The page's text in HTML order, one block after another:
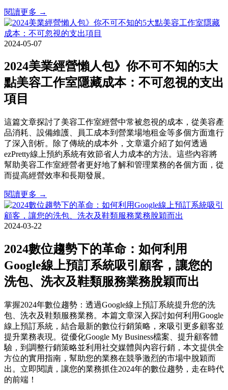
閱讀更多 →
2024-05-07
2024美業經營懶人包》你不可不知的5大
點美容工作室隱藏成本：不可忽視的支出
項目
這篇文章探討了美容工作室經營中常被忽視的成本，從美容產
品消耗、設備維護、員工成本到營業場地租金等多個方面進行
了深入剖析。除了傳統的成本外，文章還介紹了如何透過
ezPretty線上預約系統有效節省人力成本的方法。這些內容將
幫助美容工作室經營者更好地了解和管理業務的各個方面，從
而提高經營效率和長期發展。
閱讀更多 →
2024-03-22
2024數位趨勢下的革命：如何利用
Google線上預訂系統吸引顧客，讓您的
洗包、洗衣及鞋類服務業務脫穎而出
掌握2024年數位趨勢：透過Google線上預訂系統提升您的洗
包、洗衣及鞋類服務業務。本篇文章深入探討如何利用Google
線上預訂系統，結合最新的數位行銷策略，來吸引更多顧客並
提升業務表現。從優化Google My Business檔案、提升顧客體
驗，到調整行銷策略並利用社交媒體與內容行銷，本文提供全
方位的實用指南，幫助您的業務在競爭激烈的市場中脫穎而
出。立即閱讀，讓您的業務抓住2024年的數位趨勢，走在時代
的前端！